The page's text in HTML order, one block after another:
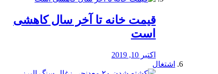
قیمت خانه تا آخر سال کاهشی
است
اکتبر 10, 2019
اشتغال